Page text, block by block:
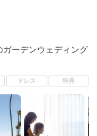
ーデンウェディング
ドレス 特典